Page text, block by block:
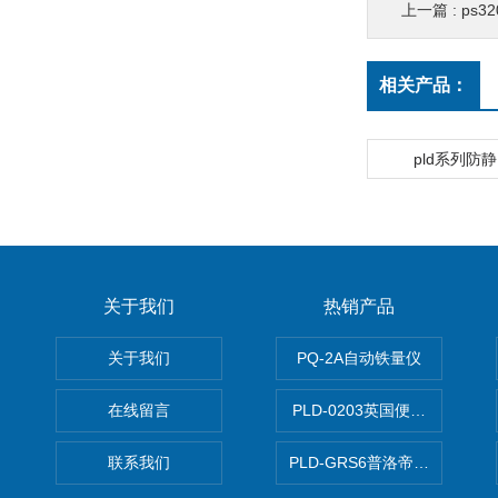
上一篇 :
相关产品：
pld系列防
关于我们
关于我们
在线留言
联系我们
热销产品
PQ-2A自动铁量仪
PLD-0203英国便携式油品颗
PLD-GRS6普洛帝全自动微量